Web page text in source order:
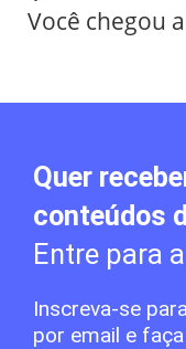
Você chegou
Quer
conteúdos
Entre para
Inscreva-se
por email e